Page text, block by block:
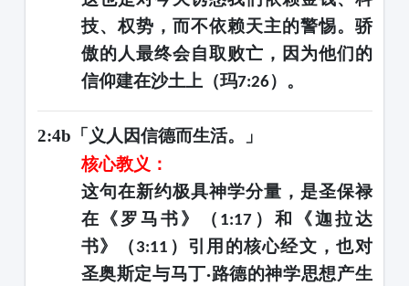
技、权势，而不依赖天主的警惕。骄
傲的人最终会自取败亡，因为他们的
信仰建在沙土上（玛7:26）。
2:4b「义人因信德而生活。」
核心教义：
这句在新约极具神学分量，是圣保禄
在《罗马书》（ 1:17 ）和《迦拉达
书》（ 3:11 ）引用的核心经文，也对
圣奥斯定与马丁·路德的神学思想产生